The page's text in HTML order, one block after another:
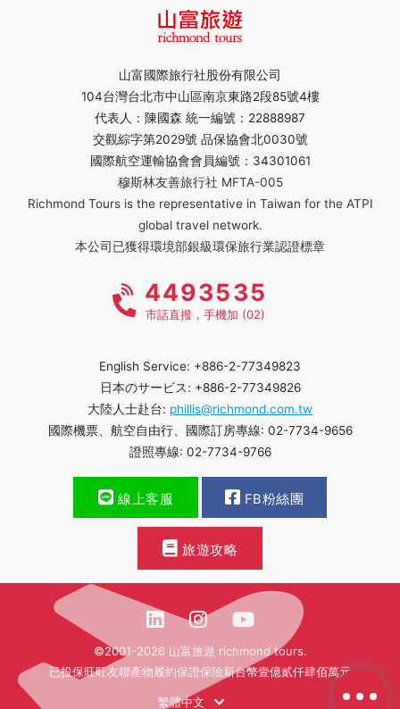
山富國際旅行社股份有限公司
104台灣台北市中山區南京東路2段85號4樓
代表人：陳國森 統一編號：22888987
交觀綜字第2029號 品保協會北0030號
國際航空運輸協會會員編號：34301061
穆斯林友善旅行社 MFTA-005
Richmond Tours is the representative in Taiwan for the ATPI
global travel network.
本公司已獲得環境部銀級環保旅行業認證標章
4493535
市話直撥，手機加 (02)
English Service: +886-2-77349823
日本のサービス: +886-2-77349826
大陸人士赴台: phillis@richmond.com.tw
國際機票、航空自由行、國際訂房專線: 02-7734-9656
證照專線: 02-7734-9766
線上客服 FB粉絲團
旅遊攻略
©2001-2026 山富旅遊 richmond tours.
已投保旺旺友聯產物履約保證保險新台幣壹億貳仟肆佰萬元
繁體中文